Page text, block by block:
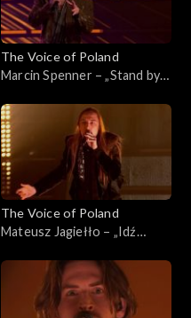
The Voice of Poland
Marcin Spenner – „Stand by
Poland”, Live 2, 15 listopada
2025
The Voice of Poland
Mateusz Jagiełło – „Idź
Live 2, 15 listopada 2025